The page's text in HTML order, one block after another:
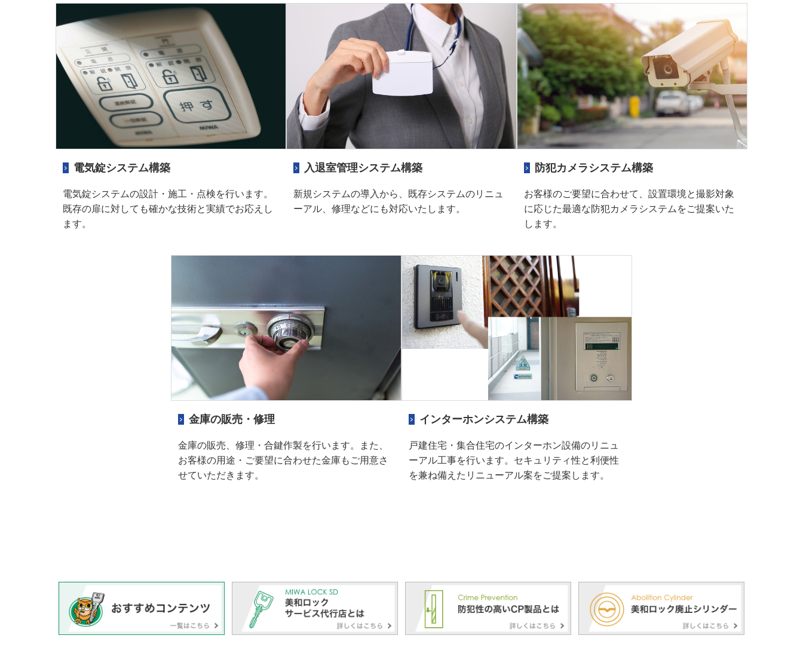
電気錠システム構築
電気錠システムの設計・施工・点検を行います。
既存の扉に対しても確かな技術と実績でお応えし
ます。
入退室管理システム構築
新規システムの導入から、既存システムのリニュ
ーアル、修理などにも対応いたします。
防犯カメラシステム構築
お客様のご要望に合わせて、設置環境と撮影対象
に応じた最適な防犯カメラシステムをご提案いた
します。
金庫の販売・修理
金庫の販売、修理・合鍵作製を行います。また、
お客様の用途・ご要望に合わせた金庫もご用意さ
せていただきます。
インターホンシステム構築
戸建住宅・集合住宅のインターホン設備のリニュ
ーアル工事を行います。セキュリティ性と利便性
を兼ね備えたリニューアル案をご提案します。